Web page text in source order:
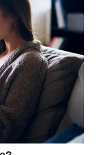
iscrpljenosti.
ili priznati,
rasporedu i
mala
uvažavanja